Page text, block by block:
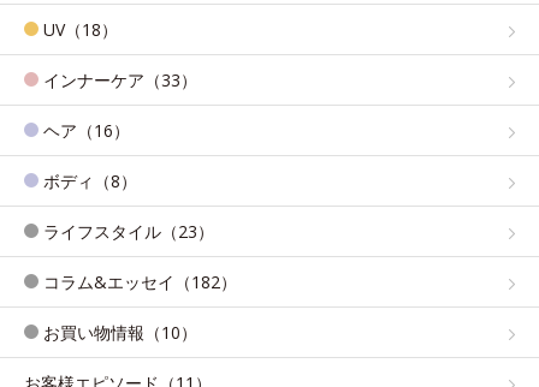
UV（18）
インナーケア（33）
ヘア（16）
ボディ（8）
ライフスタイル（23）
コラム&エッセイ（182）
お買い物情報（10）